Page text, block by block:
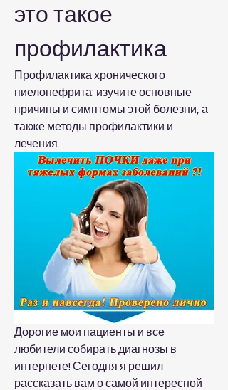
это такое
профилактика
Профилактика хронического
пиелонефрита: изучите основные
причины и симптомы этой болезни, а
также методы профилактики и
лечения.
Дорогие мои пациенты и все
любители собирать диагнозы в
интернете! Сегодня я решил
рассказать вам о самой интересной